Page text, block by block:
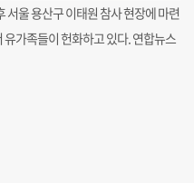
울 용산구 이태원 참사 현장에 마련
유가족들이 헌화하고 있다. 연합뉴스